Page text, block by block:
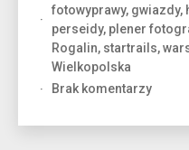
fotowyprawy, gwiazdy,
perseidy, plener
Rogalin, startrails,
Wielkopolska
Brak komentarzydo
z